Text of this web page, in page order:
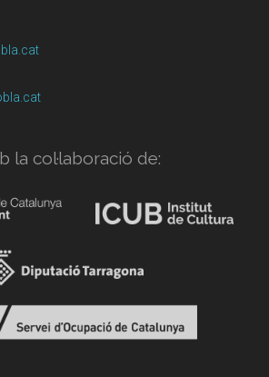
la col·laboració de: